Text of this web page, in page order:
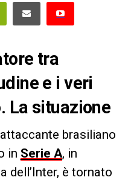
tra
e i veri
. La situazione
brasiliano
in Serie A, in
dell’Inter, è tornato